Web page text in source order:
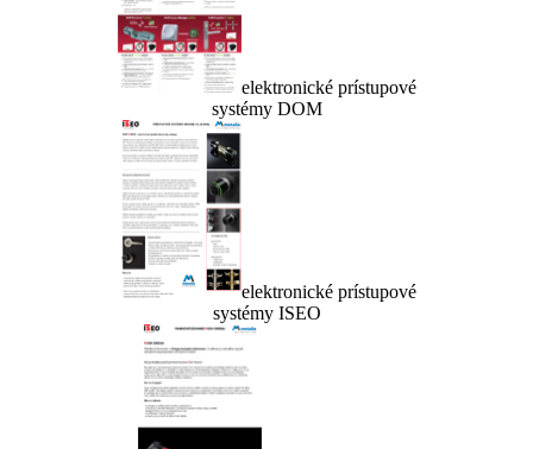
elektronické prístupové
systémy DOM
elektronické prístupové
systémy ISEO